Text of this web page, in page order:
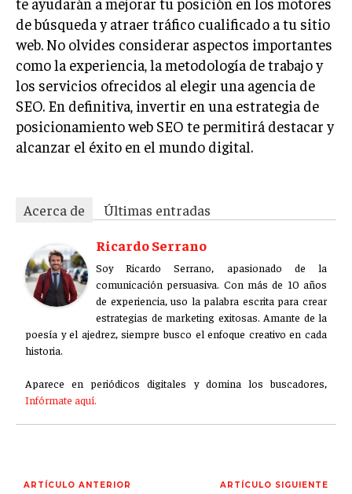
ÉTICA EMPRESARIAL Y RESPONSABILIDAD
SOCIAL
BLOG
Acerca de Últimas entradas
comunicación persuasiva. Con más de 10 años de
estrategias de marketing exitosas. Amante de la
poesía y el ajedrez, siempre busco el enfoque creativo en cada
historia.
Aparece en periódicos digitales y domina los buscadores,
de búsqueda y atraer tráfico cualificado a tu sitio
web. No olvides considerar aspectos importantes
como la experiencia, la metodología de trabajo y
los servicios ofrecidos al elegir una agencia de
SEO. En definitiva, invertir en una estrategia de
posicionamiento web SEO te permitirá destacar y
alcanzar el éxito en el mundo digital.
Acerca de
Últimas entradas
Ricardo Serrano
Soy Ricardo Serrano, apasionado de la
comunicación persuasiva. Con más de 10 años
de experiencia, uso la palabra escrita para crear
estrategias de marketing exitosas. Amante de la
poesía y el ajedrez, siempre busco el enfoque creativo en cada
historia.
Aparece en periódicos digitales y domina los buscadores,
Infórmate aquí.
ARTÍCULO ANTERIOR ARTÍCULO SIGUIENTE